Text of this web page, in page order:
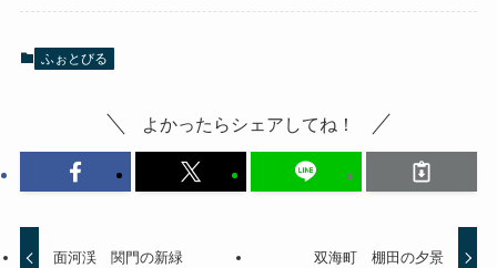
ふぉとびる
よかったらシェアしてね！
面河渓 関門の新緑 双海町 棚田の夕景